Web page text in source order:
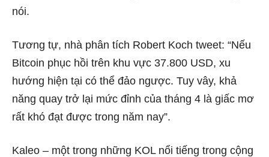
nói.
Tương tự, nhà phân tích Robert Koch tweet: “Nếu
Bitcoin phục hồi trên khu vực 37.800 USD, xu
hướng hiện tại có thể đảo ngược. Tuy vây, khả
năng quay trở lại mức đỉnh của tháng 4 là giấc mơ
rất khó đạt được trong năm nay”.
Kaleo – một trong những KOL nổi tiếng trong cộng